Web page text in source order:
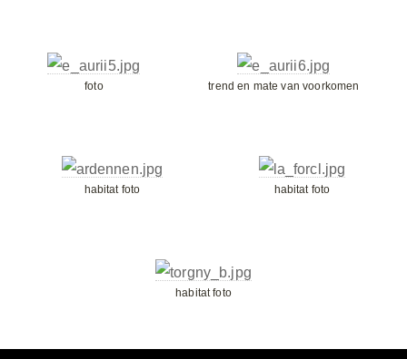
foto trend en mate van voorkomen
habitat foto habitat foto
habitat foto